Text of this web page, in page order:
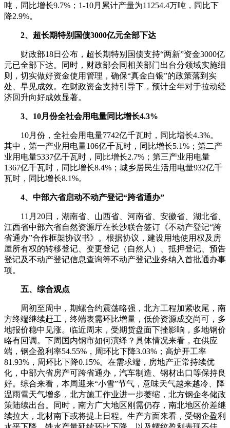
吨，同比增长9.7%；1-10月累计产量为11254.4万吨，同比下
降2.9%。
2、超长期特别国债3000亿元全部下达
财政部18日公布，超长期特别国债支持“两新”资金3000亿
元已全部下达。同时，财政部会同相关部门出台分领域实施细
则，切实做好资金使用管理，确保“真金白银”的政策落到实
处、早见成效。在财政资金支持引导下，预计全年对于拉动经
济回升向好成效显著。
3、10月份全社会用电量同比增长4.3%
10月份，全社会用电量7742亿千瓦时，同比增长4.3%。
其中，第一产业用电量106亿千瓦时，同比增长5.1%；第二产
业用电量5337亿千瓦时，同比增长2.7%；第三产业用电量
1367亿千瓦时，同比增长8.4%；城乡居民生活用电量932亿千
瓦时，同比增长8.1%。
4、中部六省启动不动产登记“跨省通办”
11月20日，湖南省、山西省、河南省、安徽省、湖北省、
江西省中部六省自然资源厅在长沙联合签订《不动产登记“跨
省通办”合作框架协议书》。根据协议，建设用地使用权及房
屋所有权的转移登记、变更登记（自然人）、抵押登记、预告
登记及不动产登记信息查询等不动产登记业务纳入首批通办事
项。
五、综合观点
周初至周中，期螺合约震荡略强，北方工程加紧收尾，南
方终端继续赶工，终端表需环比增量，低价资源成交尚可，多
地报价稳中见涨。临近周末，受期货盘面下挫影响，多地钢价
略有回调。下周国内钢市如何演绎？具体情况来看，在供应
端，钢企盈利率54.55%，周环比下降3.03%；高炉开工率
81.93%，周环比下降0.15%。在需求端，房地产正常持续优
化，中部六省房产可跨省通办，汽车制造、钢材出口等保持良
好。综合来看，本周迎来“小雪”节气，意味天气越来越冷、降
温雨雪天气增多，北方施工作业进一步萎缩，北方钢企冬储政
策陆续出台。同时，南方广大地区刚需仍存，南北地区价差继
续拉大，北材南下或将提上日程。生产方面来看，受钢企盈利